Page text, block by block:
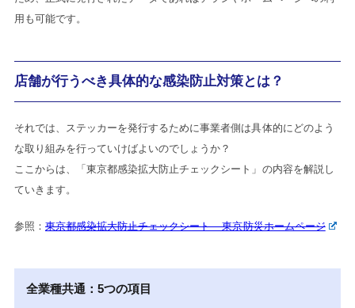
用も可能です。
店舗が行うべき具体的な感染防止対策とは？
それでは、ステッカーを発行するために事業者側は具体的にどのよう
な取り組みを行っていけばよいのでしょうか？
ここからは、「東京都感染拡大防止チェックシート」の内容を解説し
ていきます。
参照： 東京都感染拡大防止チェックシート – 東京防災ホームページ
全業種共通：5つの項目